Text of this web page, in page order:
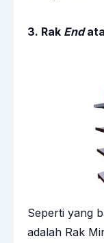
3. Rak End
Seperti yang
adalah Rak